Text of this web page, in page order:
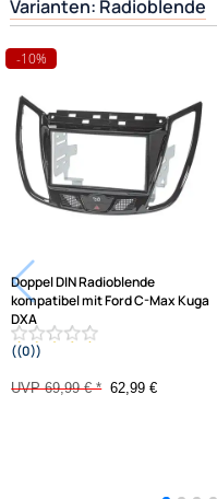
Hilfreiche Links
Ähnliche Produkte anzeigen
Frage zum Artikel stellen
Varianten: Radioblende
-10%